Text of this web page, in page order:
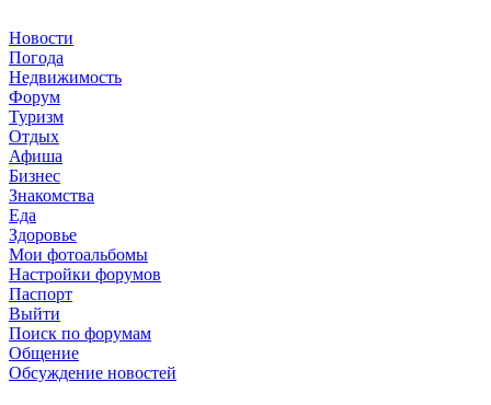
Новости
Погода
Недвижимость
Форум
Туризм
Отдых
Афиша
Бизнес
Знакомства
Еда
Здоровье
Мои фотоальбомы
Настройки форумов
Паспорт
Выйти
Поиск по форумам
Общение
Обсуждение новостей